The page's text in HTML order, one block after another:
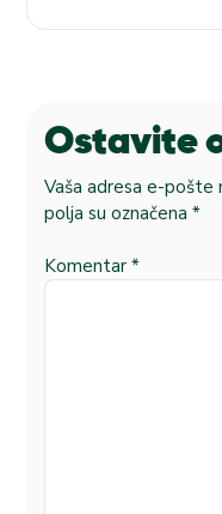
Ostavite
Vaša adresa e-pošte
polja su označena *
Komentar *